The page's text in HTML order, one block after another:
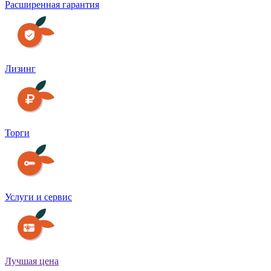
Расширенная гарантия
Лизинг
Торги
Услуги и сервис
Лучшая цена